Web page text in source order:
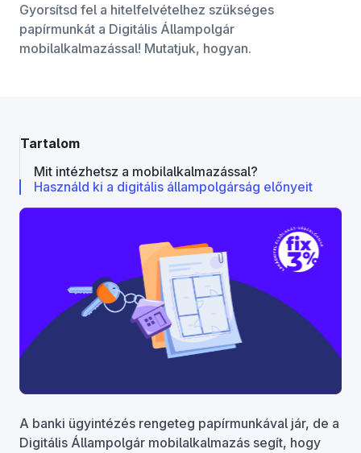
Gyorsítsd fel a hitelfelvételhez szükséges
papírmunkát a Digitális Állampolgár
mobilalkalmazással! Mutatjuk, hogyan.
A banki ügyintézés rengeteg papírmunkával jár, de a
Digitális Állampolgár mobilalkalmazás segít, hogy